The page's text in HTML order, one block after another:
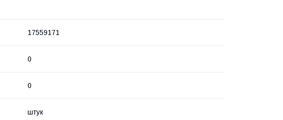
17559171
0
0
штук